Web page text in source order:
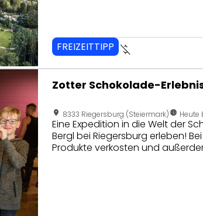
FREIZEITTIPP money_off
Erlebniswelt
Zotter Schokolade-
location_on 8333 Riegersburg (Steiermark)nest_clock_farsight_analog Heute
Eine Expedition in die Welt der
Bergl bei Riegersburg erleben!
Produkte verkosten und